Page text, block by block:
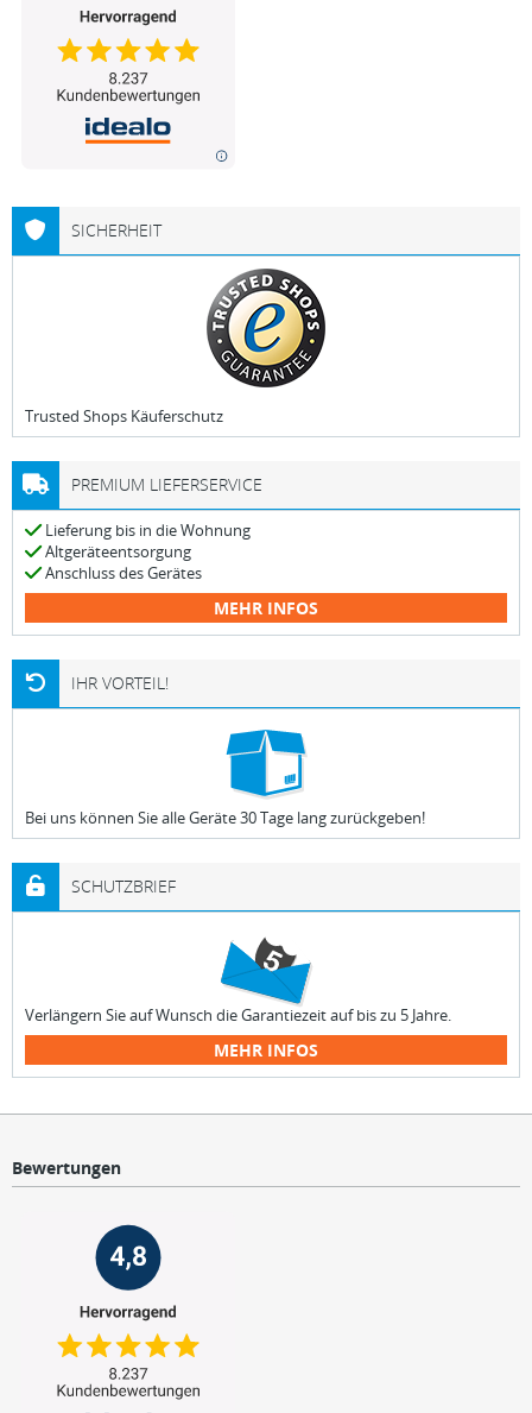
SICHERHEIT
Trusted Shops Käuferschutz
PREMIUM LIEFERSERVICE
Lieferung bis in die Wohnung
Altgeräteentsorgung
Anschluss des Gerätes
MEHR INFOS
IHR VORTEIL!
Bei uns können Sie alle Geräte 30 Tage lang zurückgeben!
SCHUTZBRIEF
Verlängern Sie auf Wunsch die Garantiezeit auf bis zu 5 Jahre.
MEHR INFOS
Bewertungen